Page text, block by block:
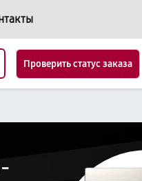
Проверить статус заказа